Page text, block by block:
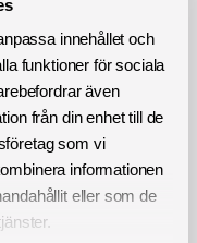
innehållet och
funktioner för sociala
även
från din enhet till de
som vi
informationen
eller som de
Arboga, är Montrab
Vår professionella
blir skinande
flytt. Vi ser till att ditt
under flytten,